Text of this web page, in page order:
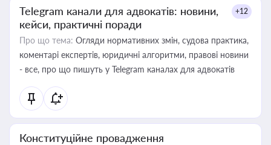
Telegram канали для адвокатів: новини,
кейси, практичні поради
+12
Про що тема: Огляди нормативних змін, судова практика,
коментарі експертів, юридичні алгоритми, правові новини
- все, про що пишуть у Telegram каналах для адвокатів
Конституційне провадження